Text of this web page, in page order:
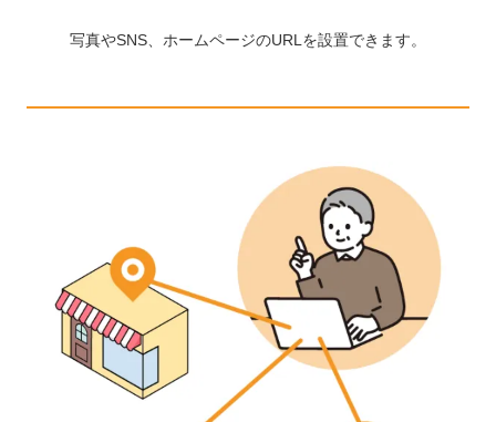
写真やSNS、ホームページのURLを設置できます。